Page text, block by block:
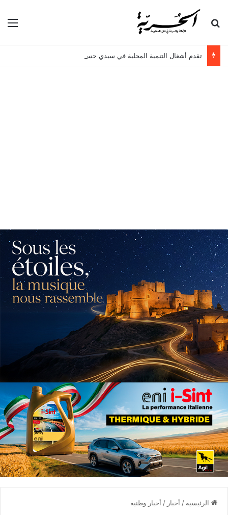
بحث عن
تقدم أشغال التنمية المحلية في سيدي حسين
الرئيسية / أخبار / أخبار وطنية